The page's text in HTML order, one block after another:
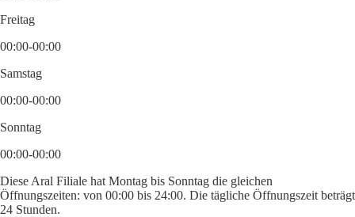
Freitag
00:00-00:00
Samstag
00:00-00:00
Sonntag
00:00-00:00
Diese Aral Filiale hat Montag bis Sonntag die gleichen
Öffnungszeiten: von 00:00 bis 24:00. Die tägliche Öffnungszeit beträgt
24 Stunden.